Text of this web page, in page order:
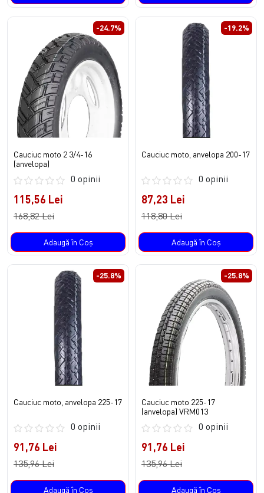
-24.7%
Cauciuc moto 2 3/4-16
(anvelopa)
0 opinii
115,56 Lei
168,82 Lei
Adaugă în Coş
-19.2%
Cauciuc moto, anvelopa 200-17
0 opinii
87,23 Lei
118,80 Lei
Adaugă în Coş
-25.8%
Cauciuc moto, anvelopa 225-17
0 opinii
91,76 Lei
135,96 Lei
Adaugă în Coş
-25.8%
Cauciuc moto 225-17
(anvelopa) VRM013
0 opinii
91,76 Lei
135,96 Lei
Adaugă în Coş